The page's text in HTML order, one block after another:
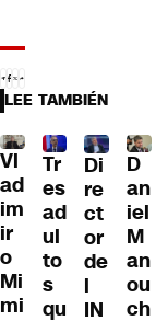
LEE TAMBIÉN
Vl
ad
im
ir
o
Mi
mi
Tr
es
ad
ul
to
s
qu
Di
re
ct
or
de
l
IN
D
an
iel
M
an
ou
ch